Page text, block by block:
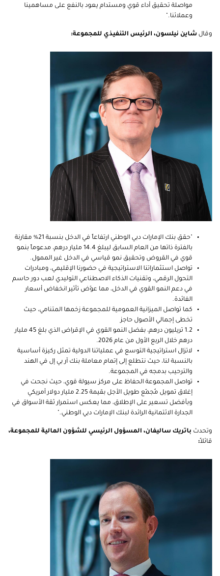
مواصلة تحقيق أداء قوي ومستدام يعود بالنفع على مساهمينا
وعملائنا."
وقال شاين نيلسون، الرئيس التنفيذي للمجموعة:
"حقق بنك الإمارات دبي الوطني ارتفاعاً في الدخل بنسبة 21% مقارنة
بالفترة ذاتها من العام السابق ليبلغ 14.4 مليار درهم، مدعوماً بنمو
قوي في القروض وتحقيق نمو قياسي في الدخل غير الممول.
تواصل استثماراتنا الاستراتيجية في حضورنا الإقليمي، ومبادرات
التحول الرقمي، وتقنيات الذكاء الاصطناعي التوليدي لعب دور حاسم
في دعم النمو القوي في الدخل، مما عوّض تأثير انخفاض أسعار
الفائدة.
كما تواصل الميزانية العمومية للمجموعة زخمها المتنامي، حيث
تخطى إجمالي الأصول حاجز
1.2 تريليون درهم، بفضل النمو القوي في الإقراض الذي بلغ 45 مليار
درهم خلال الربع الأول من عام 2026.
لاتزال استراتيجية التوسع في عملياتنا الدولية تمثل ركيزة أساسية
بالنسبة لنا، حيث نتطلع إلى إتمام معاملة بنك آر بي إل في الهند
والترحيب بدمجه في المجموعة.
تواصل المجموعة الحفاظ على مركز سيولة قوي، حيث نجحت في
إغلاق تمويل مُجمّع طويل الأجل بقيمة 2.25 مليار دولار أمريكي
وبأفضل تسعير على الإطلاق، مما يعكس استمرار ثقة الأسواق في
الجدارة الائتمانية الرائدة لبنك الإمارات دبي الوطني."
وتحدث باتريك ساليفان، المسؤول الرئيسي للشؤون المالية للمجموعة،
قائلاً: